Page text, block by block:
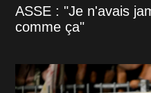
ASSE : "Je n'avais
comme ça"